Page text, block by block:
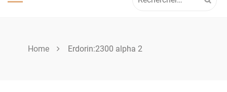
Home Erdorin:2300 alpha 2